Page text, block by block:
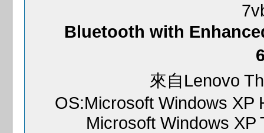
Bluetooth with
來自Lenovo
OS:Microsoft Windows XP
Microsoft Windows XP